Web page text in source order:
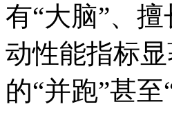
有“大脑”、
动性能指标
的“并跑”甚